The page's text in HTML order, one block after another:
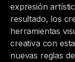
expresión
resultado, los
herramientas
creativa con
nuevas reglas